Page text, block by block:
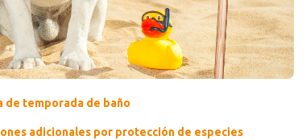
de temporada de baño
adicionales por protección de especies